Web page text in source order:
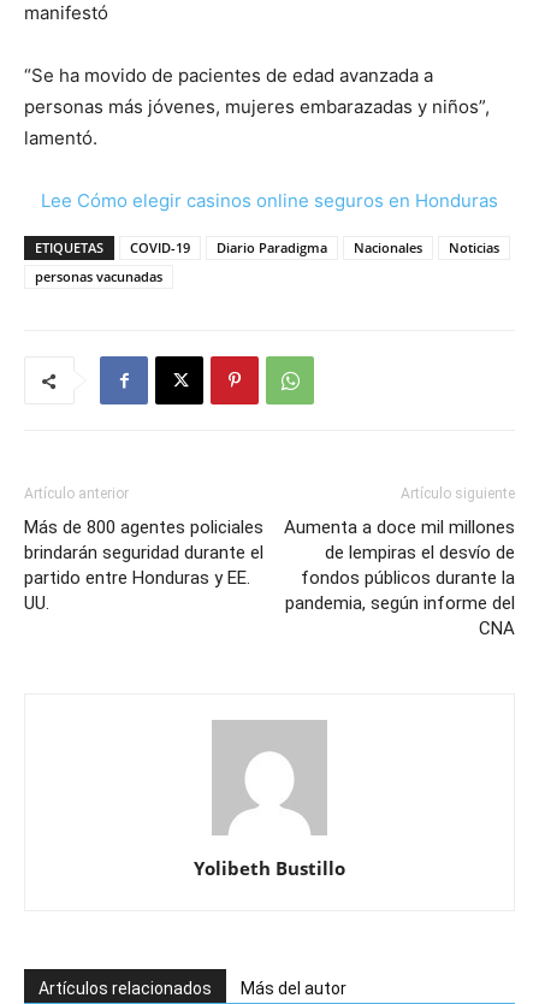
manifestó
“Se ha movido de pacientes de edad avanzada a
personas más jóvenes, mujeres embarazadas y niños”,
lamentó.
Lee Cómo elegir casinos online seguros en Honduras
ETIQUETAS COVID-19 Diario Paradigma Nacionales
Noticias
personas vacunadas
Artículo anterior
Más de 800 agentes policiales
brindarán seguridad durante el
partido entre Honduras y EE.
UU.
Artículo siguiente
Aumenta a doce mil millones
de lempiras el desvío de
fondos públicos durante la
pandemia, según informe del
CNA
Yolibeth Bustillo
Artículos relacionados Más del autor